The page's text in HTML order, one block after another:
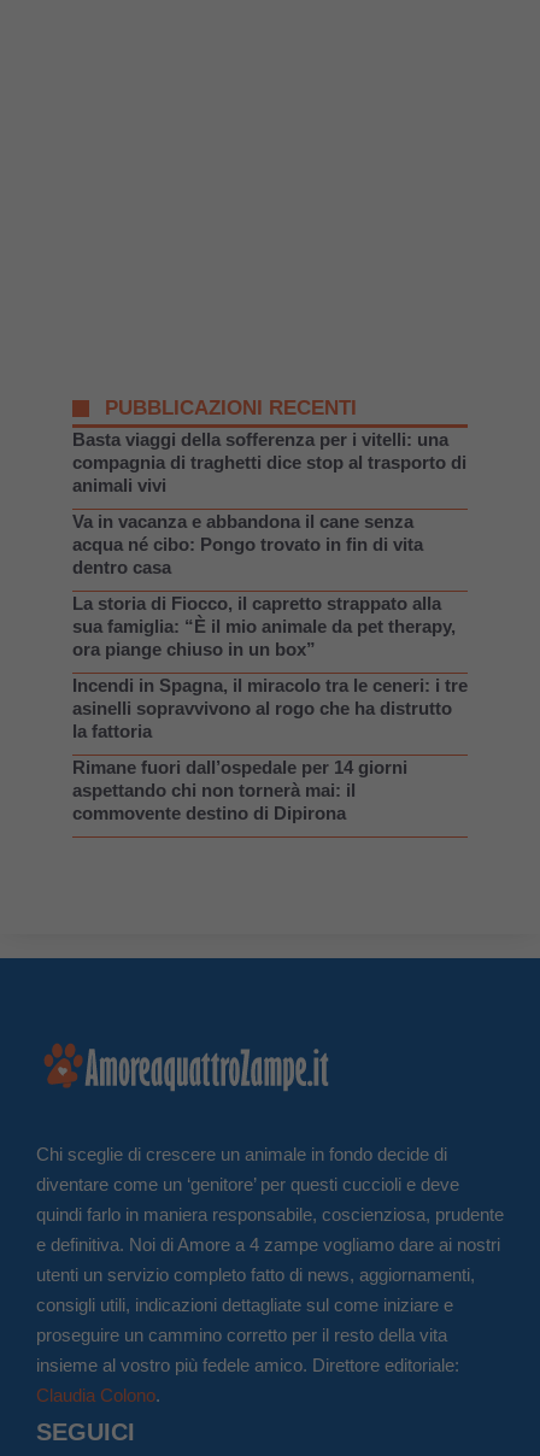
PUBBLICAZIONI RECENTI
Basta viaggi della sofferenza per i vitelli: una
compagnia di traghetti dice stop al trasporto di
animali vivi
Va in vacanza e abbandona il cane senza
acqua né cibo: Pongo trovato in fin di vita
dentro casa
La storia di Fiocco, il capretto strappato alla
sua famiglia: “È il mio animale da pet therapy,
ora piange chiuso in un box”
Incendi in Spagna, il miracolo tra le ceneri: i tre
asinelli sopravvivono al rogo che ha distrutto
la fattoria
Rimane fuori dall’ospedale per 14 giorni
aspettando chi non tornerà mai: il
commovente destino di Dipirona
Chi sceglie di crescere un animale in fondo decide di
diventare come un ‘genitore’ per questi cuccioli e deve
quindi farlo in maniera responsabile, coscienziosa, prudente
e definitiva. Noi di Amore a 4 zampe vogliamo dare ai nostri
utenti un servizio completo fatto di news, aggiornamenti,
consigli utili, indicazioni dettagliate sul come iniziare e
proseguire un cammino corretto per il resto della vita
insieme al vostro più fedele amico. Direttore editoriale:
Claudia Colono.
SEGUICI